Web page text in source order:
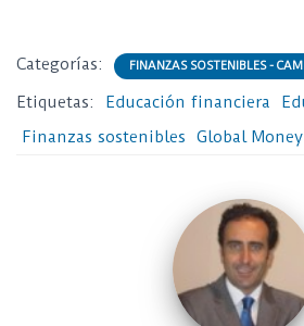
Categorías: FINANZAS SOSTENIBLES -
Etiquetas: Educación financiera
Finanzas sostenibles
Global